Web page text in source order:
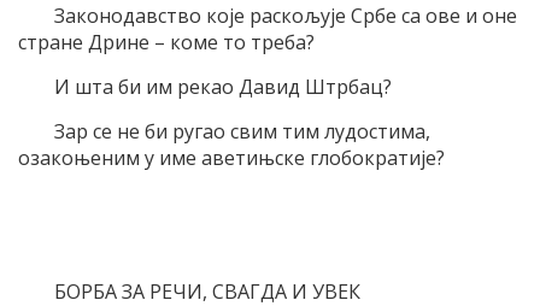
Законодавство које раскољује Србе са ове и оне
стране Дрине – коме то треба?
И шта би им рекао Давид Штрбац?
Зар се не би ругао свим тим лудостима,
озакоњеним у име аветињске глобократије?
БОРБА ЗА РЕЧИ, СВАГДА И УВЕК